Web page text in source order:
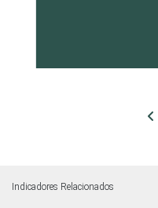
Indicadores Relacionados